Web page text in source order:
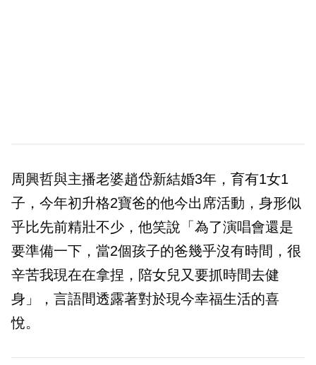
周興哲與主播老婆趙岱新結婚3年，育有1女1
子，今年初升格2寶爸的他今出席活動，身形似
乎比先前精壯不少，他笑說「為了演唱會還是
要準備一下，當2個孩子的爸幾乎沒有時間，很
辛苦我現在在拿捏，陪女兒又要抓時間去健
身」，言語間透露著對於現今幸福生活的喜
悅。